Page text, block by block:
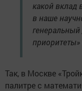
какой вклад
в наше
Так, в Москве
палитре с